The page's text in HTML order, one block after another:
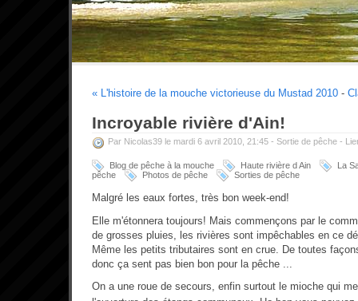
« L'histoire de la mouche victorieuse du Mustad 2010 -
Incroyable rivière d'Ain!
Par Nicolas39 le mardi 6 avril 2010, 21:45 - Sortie de pêche -
Blog de pêche à la mouche Haute rivière d Ain
La
pêche
Photos de pêche Sorties de pêche
Malgré les eaux fortes, très bon week-end!
Elle m'étonnera toujours! Mais commençons par le
de grosses pluies, les rivières sont impêchables en ce
Même les petits tributaires sont en crue. De toutes
donc ça sent pas bien bon pour la pêche ...
On a une roue de secours, enfin surtout le mioche qui